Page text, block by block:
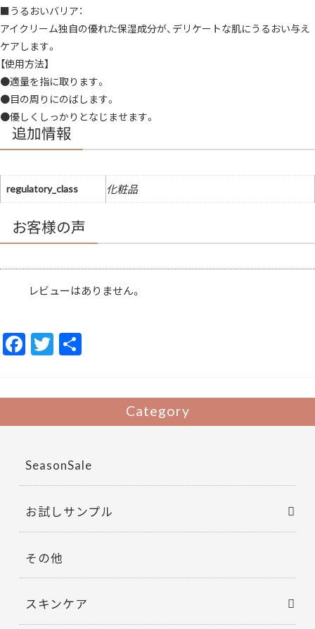
■うるおいバリア：
アイクリーム独自の優れた保湿成分が、デリケートな肌にうるおい与え
ケアします。
【使用方法】
●適量を指に取ります。
●目の周りにのばします。
●優しくしっかりとなじませます。
追加情報
regulatory_class 化粧品
お客様の声
レビューはありません。
F
ac
e
o
o
k
T
w
itt
Category
SeasonSale
お試しサンプル
その他
スキンケア